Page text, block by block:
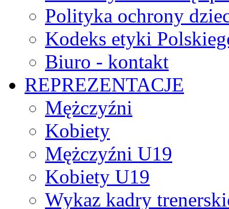
Polityka ochrony
Kodeks etyki
Biuro - kontakt
REPREZENTACJE
Mężczyźni
Kobiety
Mężczyźni U19
Kobiety U19
Wykaz kadry